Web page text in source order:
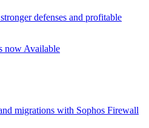
defenses and profitable
migrations with Sophos Firewall